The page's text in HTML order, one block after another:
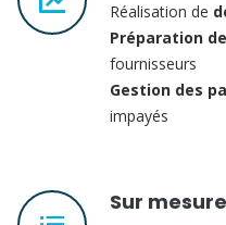
Réalisation de
Préparation
fournisseurs
Gestion des
impayés
Sur mesure